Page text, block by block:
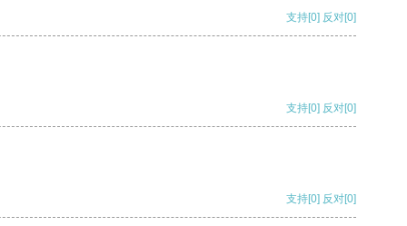
支持[0] 反对[0]
支持[0] 反对[0]
支持[0] 反对[0]